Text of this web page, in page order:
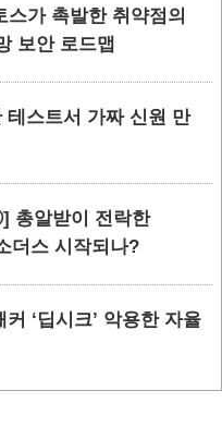
가 촉발한 취약점의
보안 로드맵
테스트서 가짜 신원 만
총알받이 전락한
더스 시작되나?
‘딥시크’ 악용한 자율